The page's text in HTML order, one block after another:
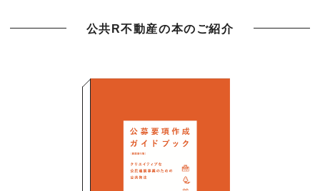
公共R不動産の本のご紹介